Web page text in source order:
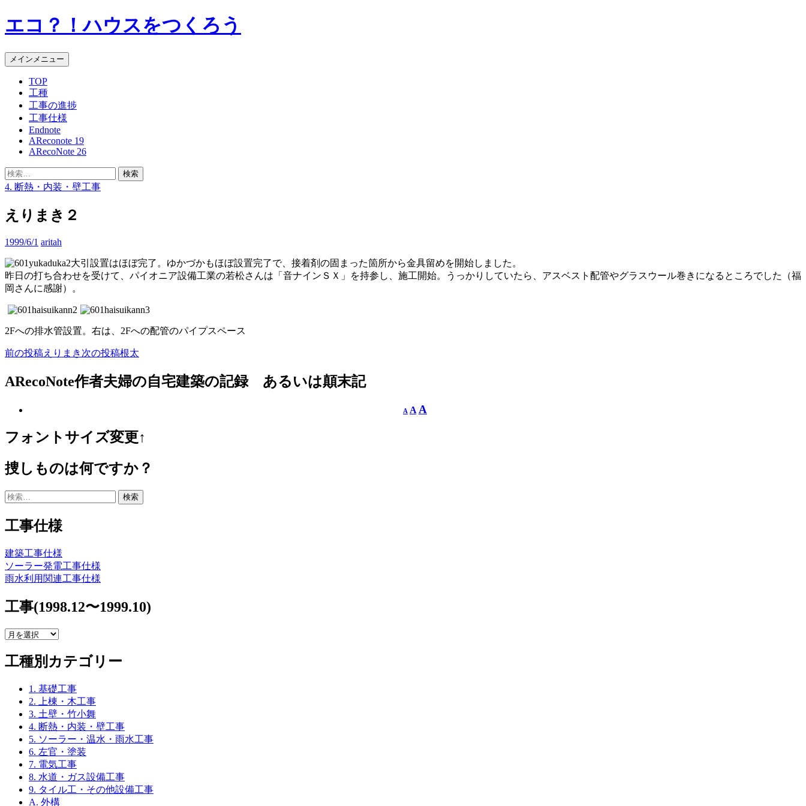
エコ？！ハウスをつくろう
検
索
メインメニュー コ
ツ
キ
ッ
プ
TOP
工種
工事の進捗
工事仕様
Endnote
AReconote 19
ARecoNote 26
検
索:
4. 断熱・内装・壁工事
えりまき２
1999/6/1 aritah
大引設置はほぼ完了。ゆかづかもほぼ設置完了で、接着剤の固まった箇所から金具留めを開始しました。
昨日の打ち合わせを受けて、パイオニア設備工業の若松さんは「音ナインＳＸ」を持参し、施工開始。うっかりしていたら、アスベスト配管やグラスウール巻きになるところでした（福
岡さんに感謝）。
2Fへの排水管設置。右は、2Fへの配管のパイプスペース
投
稿
ゲ
シ
ョ
前の投稿えりまき 次の投稿根太
ARecoNote作者夫婦の自宅建築の記録 あるいは顛末記
A A A
フォントサイズ変更↑
捜しものは何ですか？
検
工事仕様
建築工事仕様
ソーラー発電工事仕様
雨水利用関連工事仕様
工事(1998.12〜1999.10)
工
(1998.12〜
1999.10)
工種別カテゴリー
1. 基礎工事
2. 上棟・木工事
3. 土壁・竹小舞
4. 断熱・内装・壁工事
5. ソーラー・温水・雨水工事
6. 左官・塗装
7. 電気工事
8. 水道・ガス設備工事
9. タイル工・その他設備工事
A. 外構